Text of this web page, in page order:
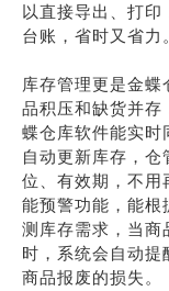
以直接导出、打
台账，省时又省力。
库存管理更是金
品积压和缺货并存
蝶仓库软件能实时
自动更新库存，
位、有效期，不用
能预警功能，能根
测库存需求，当商
时，系统会自动
商品报废的损失。